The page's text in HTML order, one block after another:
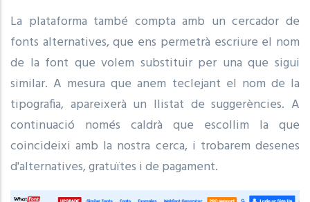
La plataforma també compta amb un cercador de
fonts alternatives, que ens permetrà escriure el nom
de la font que volem substituir per una que sigui
similar. A mesura que anem teclejant el nom de la
tipografia, apareixerà un llistat de suggerències. A
continuació només caldrà que escollim la que
coincideixi amb la nostra cerca, i trobarem desenes
d'alternatives, gratuïtes i de pagament.